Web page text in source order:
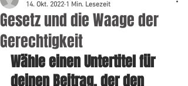
Gesetz und die Waage der
Gerechtigkeit
14. Okt. 2022 1 Min. Lesezeit
Wähle einen Untertitel für
deinen Beitrag, der den